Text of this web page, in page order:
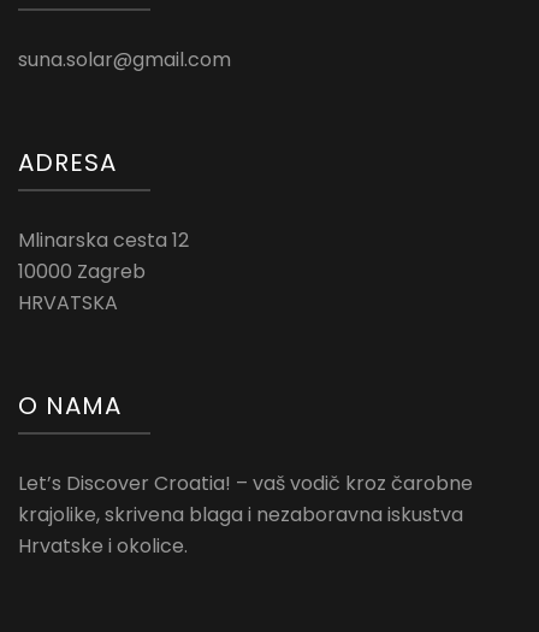
suna.solar@gmail.com
ADRESA
Mlinarska cesta 12
10000 Zagreb
HRVATSKA
O NAMA
Let’s Discover Croatia! – vaš vodič kroz čarobne
krajolike, skrivena blaga i nezaboravna iskustva
Hrvatske i okolice.